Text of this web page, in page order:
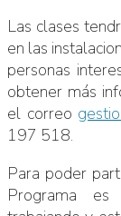
Las clases
en las
personas
obtener más
el correo
197 518.
Para poder
Programa es